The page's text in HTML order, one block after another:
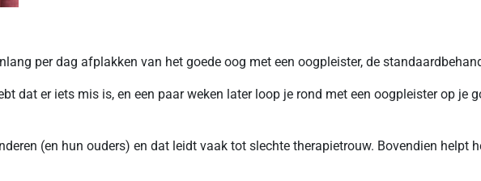
per dag afplakken van het goede oog met een oogpleister, de
dat er iets mis is, en een paar weken later loop je rond met een oogpleister op je
(en hun ouders) en dat leidt vaak tot slechte therapietrouw. Bovendien helpt